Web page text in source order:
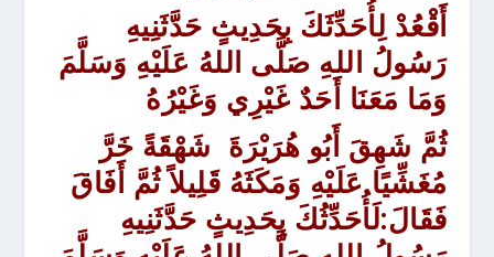
أَقْعُدْ لِأُحَدِّثَكَ بِحَدِيثٍ حَدَّثَنِيهِ
رَسُولُ اللهِ صَلَّى اللهُ عَلَيْهِ وَسَلَّمَ
وَمَا مَعَنَا أَحَدٌ غَيْرِي وَغَيْرُهُ
ثُمَّ شَهِقَ أَبُو هُرَيْرَةَ شَهْقَةً خَرَّ
مُغَشِّيًا عَلَيْهِ وَمَكَثَهُ قَلِيلاً ثُمَّ أَفَاقَ
فَقَالَ:لَأُحَدِّثُكَ بِحَدِيثٍ حَدَّثَنِيهِ